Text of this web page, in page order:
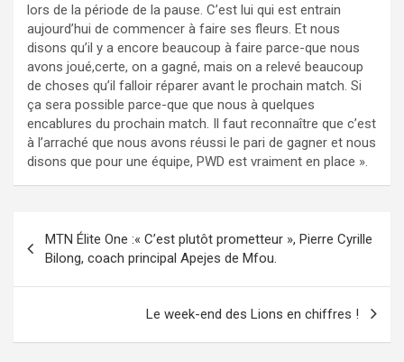
lors de la période de la pause. C’est lui qui est entrain
aujourd’hui de commencer à faire ses fleurs. Et nous
disons qu’il y a encore beaucoup à faire parce-que nous
avons joué,certe, on a gagné, mais on a relevé beaucoup
de choses qu’il falloir réparer avant le prochain match. Si
ça sera possible parce-que que nous à quelques
encablures du prochain match. Il faut reconnaître que c’est
à l’arraché que nous avons réussi le pari de gagner et nous
disons que pour une équipe, PWD est vraiment en place ».
Navigation
de
l’article
MTN Élite One :« C’est plutôt prometteur », Pierre Cyrille
Bilong, coach principal Apejes de Mfou.
Le week-end des Lions en chiffres !